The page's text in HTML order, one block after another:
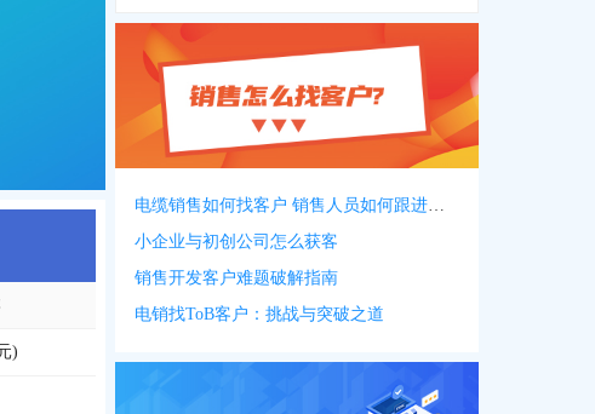
)
电缆销售如何找客户 销售人员如何跟进客户
小企业与初创公司怎么获客
销售开发客户难题破解指南
电销找ToB客户：挑战与突破之道